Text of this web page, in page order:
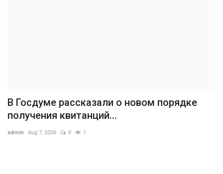
В Госдуме рассказали о новом порядке
получения квитанций...
admin Aug 7, 2026 0 1